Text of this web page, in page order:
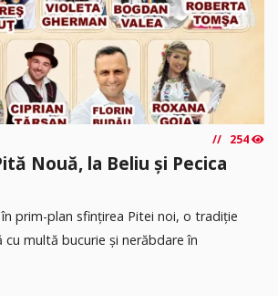
254
Nouă, la Beliu și Pecica
prim-plan sfințirea Pitei noi, o tradiție
multă bucurie și nerăbdare în